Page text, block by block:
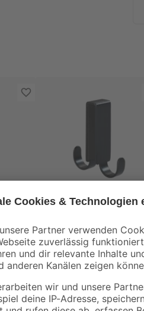
Doppel-Duschhaken
'Vieste' schwarz matt
Edelstahl 2 x 7 x 5,5
7,99€